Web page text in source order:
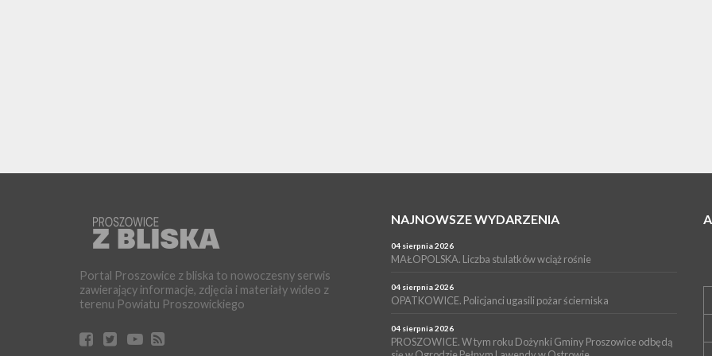
Portal Proszowice z bliska to nowoczesny serwis
zawierający informacje, zdjęcia i materiały wideo z
terenu Powiatu Proszowickiego
NAJNOWSZE WYDARZENIA
04 sierpnia 2026
MAŁOPOLSKA. Liczba stulatków wciąż rośnie
04 sierpnia 2026
OPATKOWICE. Policjanci ugasili pożar ścierniska
04 sierpnia 2026
PROSZOWICE. W tym roku Dożynki Gminy Proszowice odbędą